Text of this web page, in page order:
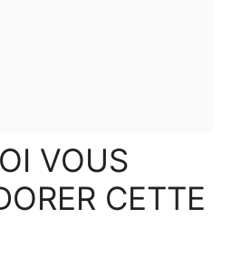
VOUS
CETTE